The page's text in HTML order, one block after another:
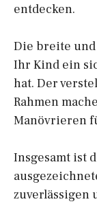
entdecken.
Die breite und
Ihr Kind ein
hat. Der
Rahmen
Manövrieren
Insgesamt ist
zuverlässigen